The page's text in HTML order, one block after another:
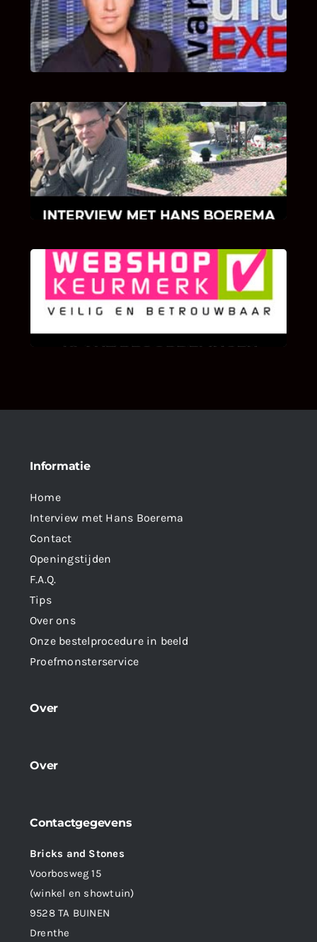
Bekijk hier de fragmenten van de deelname
van Bricks and Stones aan dit programma.
INTERVIEW MET HANS BOEREMA
Hoe Bricks and Stones ontstaan is en wat
Hans Boerema motiveert in de wereld van
klinkers en tegels!
KLANT BEOORDELINGEN
We zijn er zeer op gesteld om te weten wat u
als klant van ons en onze diensten vindt.
Informatie
Home
Interview met Hans Boerema
Contact
Openingstijden
F.A.Q.
Tips
Over ons
Onze bestelprocedure in beeld
Proefmonsterservice
Over
Over
Contactgegevens
Bricks and Stones
Voorbosweg 15
(winkel en showtuin)
9528 TA BUINEN
Drenthe